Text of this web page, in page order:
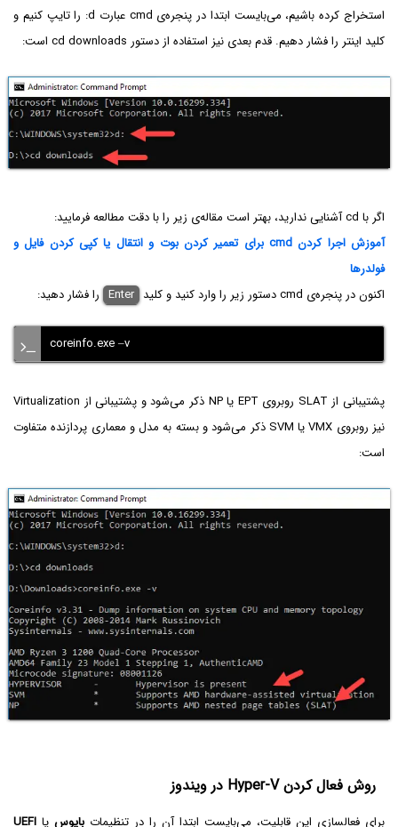
استخراج کرده باشیم، می‌بایست ابتدا در پنجره‌ی cmd عبارت d: را تایپ کنیم و
کلید اینتر را فشار دهیم. قدم بعدی نیز استفاده از دستور cd downloads است:
اگر با cd آشنایی ندارید، بهتر است مقاله‌ی زیر را با دقت مطالعه فرمایید:
آموزش اجرا کردن cmd برای تعمیر کردن بوت و انتقال یا کپی کردن فایل و
فولدرها
اکنون در پنجره‌ی cmd دستور زیر را وارد کنید و کلید
Enter را فشار دهید:
coreinfo.exe –v
پشتیبانی از SLAT روبروی EPT یا NP ذکر می‌شود و پشتیبانی از Virtualization
نیز روبروی VMX یا SVM ذکر می‌شود و بسته به مدل و معماری پردازنده متفاوت
است:
روش فعال کردن Hyper-V‌ در ویندوز
برای فعالسازی این قابلیت، می‌بایست ابتدا آن را در تنظیمات بایوس یا UEFI